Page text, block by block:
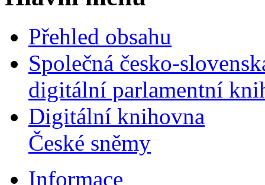
Přehled obsahu
Společná česko-
digitální parlamentní
Digitální knihovna
České sněmy
Informace